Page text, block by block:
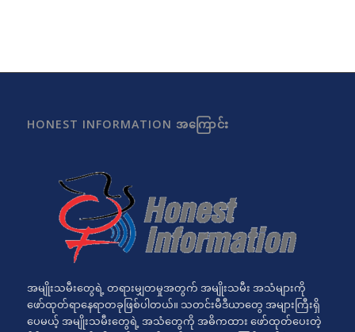
HONEST INFORMATION အကြောင်း
အမျိုးသမီးတွေရဲ့ တရားမျှတမှုအတွက် အမျိုးသမီး အသံများကို
ဖော်ထုတ်ရာနေရာတခုဖြစ်ပါတယ်။ သတင်းမီဒီယာတွေ အများကြီးရှိ
ပေမယ့် အမျိုးသမီးတွေရဲ့ အသံတွေကို အဓိကထား ဖော်ထုတ်ပေးတဲ့